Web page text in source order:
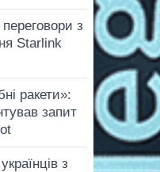
з
Starlink
ракети»:
запит
з